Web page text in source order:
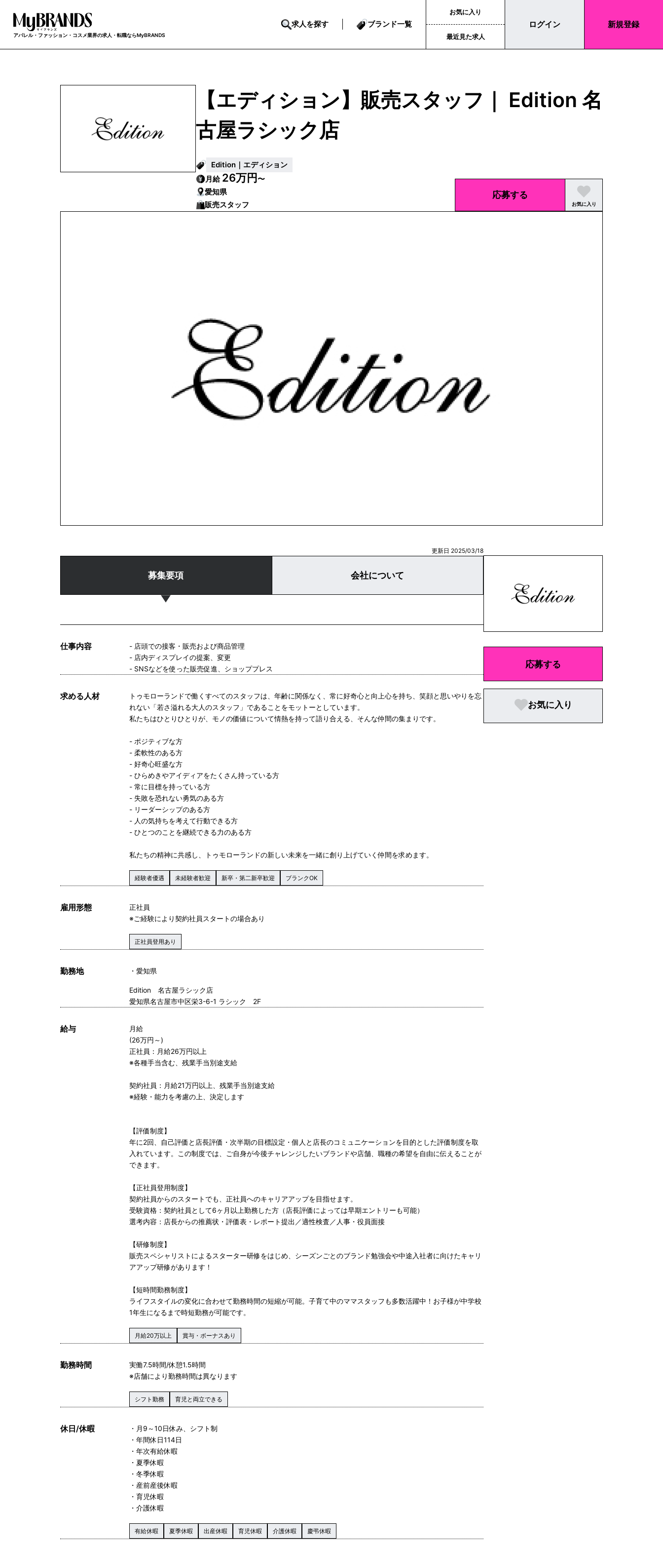
アパレル・ファッション・コスメ業界の求人・転職ならMyBRANDS
求人を探す ブランド一覧
お気に入り
最近見た求人
ログイン 新規登録
【エディション】販売スタッフ｜ Edition 名
古屋ラシック店
Edition｜エディション
月給 26万円〜
愛知県
販売スタッフ
応募する
お気に入り
更新日 2025/03/18
募集要項 会社について
仕事内容
- 店頭での接客・販売および商品管理
- 店内ディスプレイの提案、変更
- SNSなどを使った販売促進、ショッププレス
求める人材
トゥモローランドで働くすべてのスタッフは、年齢に関係なく、常に好奇心と向上心を持ち、笑顔と思いやりを忘
れない「若さ溢れる大人のスタッフ」であることをモットーとしています。
私たちはひとりひとりが、モノの価値について情熱を持って語り合える、そんな仲間の集まりです。
- ポジティブな方
- 柔軟性のある方
- 好奇心旺盛な方
- ひらめきやアイディアをたくさん持っている方
- 常に目標を持っている方
- 失敗を恐れない勇気のある方
- リーダーシップのある方
- 人の気持ちを考えて行動できる方
- ひとつのことを継続できる力のある方
私たちの精神に共感し、トゥモローランドの新しい未来を一緒に創り上げていく仲間を求めます。
経験者優遇 未経験者歓迎 新卒・第二新卒歓迎 ブランクOK
雇用形態
正社員
※ご経験により契約社員スタートの場合あり
正社員登用あり
勤務地 愛知県
Edition 名古屋ラシック店
愛知県名古屋市中区栄3-6-1 ラシック 2F
給与
月給
(26万円～)
正社員：月給26万円以上
※各種手当含む、残業手当別途支給
契約社員：月給21万円以上、残 業手当別途支給
※経験・能力を考慮の上、決定します
【評価制度】
年に2回、自己評価と店長評価・次半期の目標設定・個人と店長のコミュニケーションを目的とした評価制度を取
入れています。この制度では、ご自身が今後チャレンジしたいブランドや店舗、職種の希望を自由に伝えることが
できます。
【正社員登用制度】
契約社員からのスタートでも、正社員へのキャリアアップを目指せます。
受験資格：契約社員として6ヶ月以上勤務した方（店長評価によっては早期エントリーも可能）
選考内容：店長からの推薦状・評価表・レポート提出／適性検査／人事・役員面接
【研修制度】
販売スペシャリストによるスターター研修をはじめ、シーズンごとのブランド勉強会や中途入社者に向けたキャリ
アアップ研修があります！
【短時間勤務制度】
ライフスタイルの変化に合わせて勤務時間の短縮が可能。子育て中のママスタッフも多数活躍中！お子様が中学校
1 年生になるまで時短勤務が可能です。
月給20万以上 賞与・ボーナスあり
勤務時間
実働 7.5時間/休憩1.5時間
※店舗により勤務時間は異なります
シフト勤務 育児と両立できる
休日/休暇
・月9～10日休み、シフト制
・年間休日114日
・年次有給休暇
・夏季休暇
・冬季休暇
・産前産後休暇
・育児休暇
・介護休暇
有給休暇 夏季休暇 出産休暇 育児休暇 介護休暇 慶弔休暇
応募する
お気に入り